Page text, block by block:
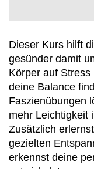
Dieser Kurs hilft
gesünder damit
Körper auf
deine Balance
Faszienübungen
mehr Leichtigkeit
Zusätzlich
gezielten
erkennst deine